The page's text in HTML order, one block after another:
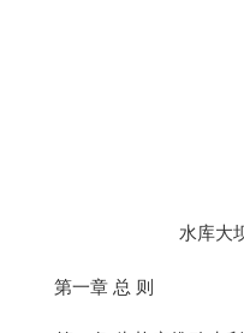
水库大坝
第一章 总 则